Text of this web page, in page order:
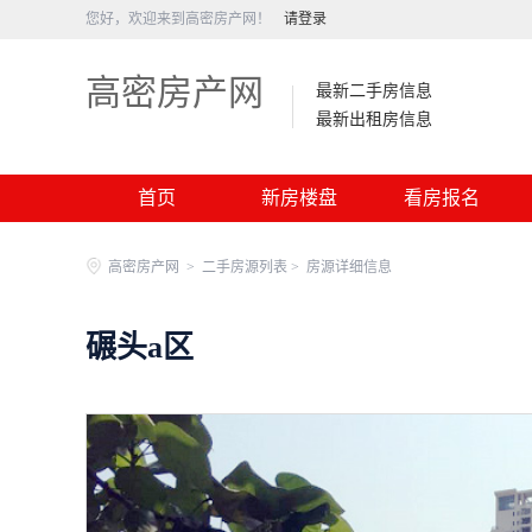
您好，欢迎来到高密房产网！ 请登录
高密房产网
最新二手房信息
最新出租房信息
首页 新房楼盘 看房报名
高密房产网 > 二手房源列表 > 房源详细信息
碾头a区